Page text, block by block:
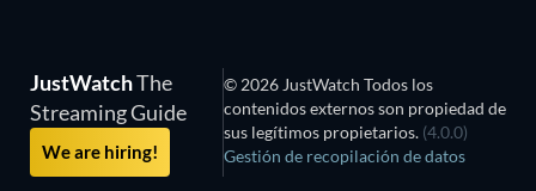
JustWatchThe
Streaming Guide
We are hiring!
© 2026 JustWatch Todos los
contenidos externos son propiedad de
sus legítimos propietarios. (4.0.0)
Gestión de recopilación de datos